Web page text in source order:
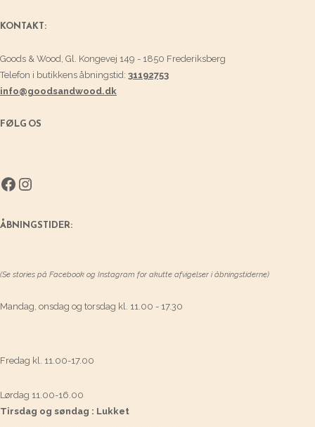
KONTAKT:
Goods & Wood, Gl. Kongevej 149 - 1850 Frederiksberg
Telefon i butikkens åbningstid: 31192753
info@goodsandwood.dk
FØLG OS
Facebook
Instagram
ÅBNINGSTIDER:
(Se stories på Facebook og Instagram for akutte afvigelser i åbningstiderne)
Mandag, onsdag og torsdag kl. 11.00 - 17.30
Fredag kl. 11.00-17.00
Lørdag 11.00-16.00
Tirsdag og søndag : Lukket